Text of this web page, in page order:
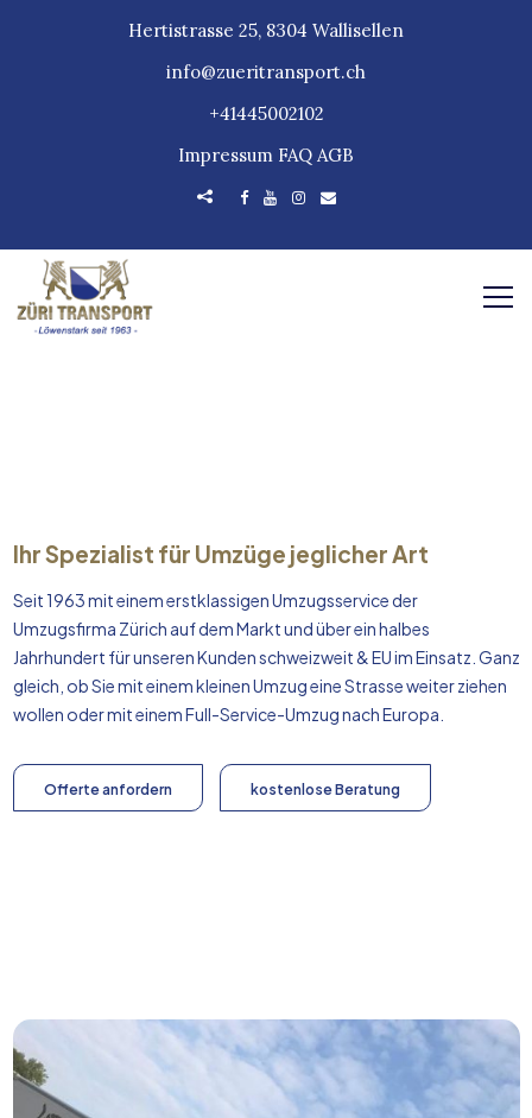
Hertistrasse 25, 8304 Wallisellen
info@zueritransport.ch
+41445002102
Impressum FAQ AGB
Ihr Spezialist für Umzüge jeglicher Art
Seit 1963 mit einem erstklassigen Umzugsservice der
Umzugsfirma Zürich auf dem Markt und über ein halbes
Jahrhundert für unseren Kunden schweizweit & EU im Einsatz. Ganz
gleich, ob Sie mit einem kleinen Umzug eine Strasse weiter ziehen
wollen oder mit einem Full-Service-Umzug nachEuropa
Offerte anfordern kostenlose Beratung